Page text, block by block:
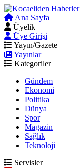
Ana Sayfa
Üyelik
Üye Girişi
Yayın/Gazete
Yayınlar
Kategoriler
Gündem
Ekonomi
Politika
Dünya
Spor
Magazin
Sağlık
Teknoloji
Servisler